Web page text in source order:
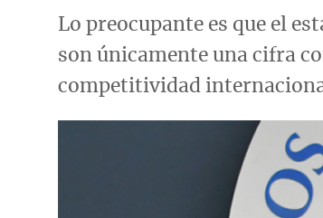
Lo preocupante es que el
son únicamente una cifra
competitividad